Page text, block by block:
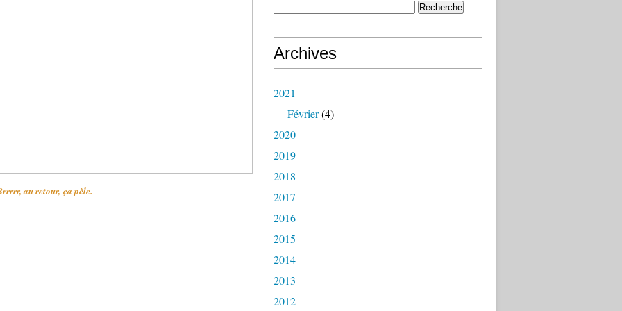
au retour, ça pèle.
Archives
2021
Février(4)
2020
2019
2018
2017
2016
2015
2014
2013
2012